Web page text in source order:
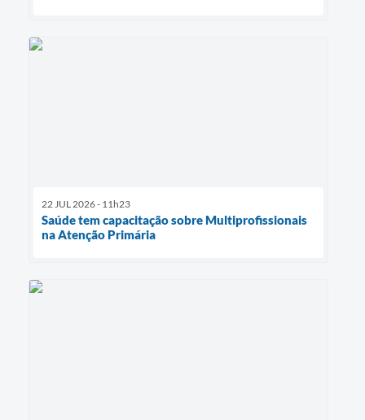
22 JUL 2026 - 11h23
Saúde tem capacitação sobre Multiprofissionais
na Atenção Primária